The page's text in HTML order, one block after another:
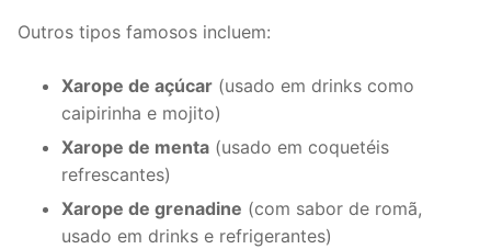
Outros tipos famosos incluem:
Xarope de açúcar (usado em drinks como
caipirinha e mojito)
Xarope de menta (usado em coquetéis
refrescantes)
Xarope de grenadine (com sabor de romã,
usado em drinks e refrigerantes)